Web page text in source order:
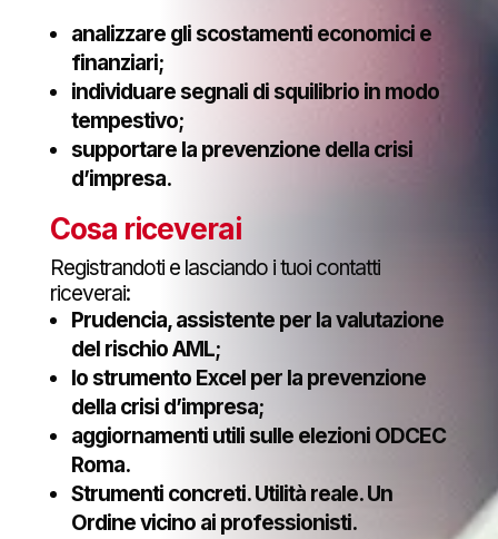
analizzare gli scostamenti economici e
finanziari;
individuare segnali di squilibrio in modo
tempestivo;
supportare la prevenzione della crisi
d’impresa.
Cosa riceverai
Registrandoti e lasciando i tuoi contatti
riceverai:
Prudencia, assistente per la valutazione
del rischio AML;
lo strumento Excel per la prevenzione
della crisi d’impresa;
aggiornamenti utili sulle elezioni ODCEC
Roma.
Strumenti concreti. Utilità reale. Un
Ordine vicino ai professionisti.